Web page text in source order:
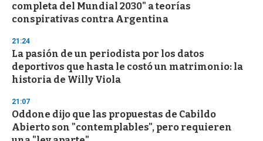
completa del Mundial 2030" a teorías
conspirativas contra Argentina
21:24
La pasión de un periodista por los datos
deportivos que hasta le costó un matrimonio: la
historia de Willy Viola
21:07
Oddone dijo que las propuestas de Cabildo
Abierto son "contemplables", pero requieren